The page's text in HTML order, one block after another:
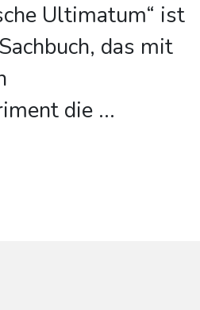
Ultimatum“ ist
das mit
die ...